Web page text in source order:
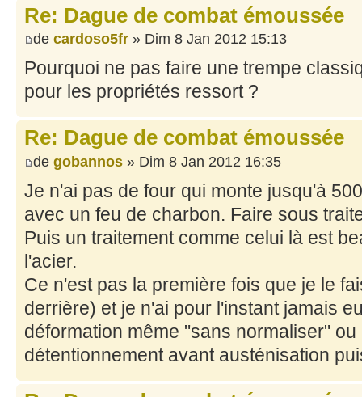
Re: Dague de combat émoussée
de cardoso5fr » Dim 8 Jan 2012 15:13
Pourquoi ne pas faire une trempe
pour les propriétés ressort ?
Re: Dague de combat émoussée
de gobannos » Dim 8 Jan 2012 16:35
Je n'ai pas de four qui monte jusqu'à
avec un feu de charbon. Faire sous
Puis un traitement comme celui là est
l'acier.
Ce n'est pas la première fois que je le
derrière) et je n'ai pour l'instant jamais
déformation même "sans normaliser"
détentionnement avant austénisation